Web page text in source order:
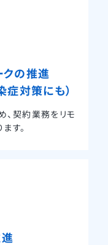
クの推進
対策にも）
、契約業務をリモ
す。